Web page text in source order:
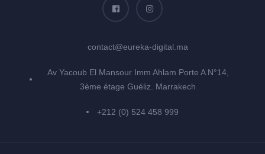
contact@eureka-digital.ma
Av Yacoub El Mansour Imm Ahlam Porte A N°14,
3ème étage Guéliz. Marrakech
+212 (0) 524 458 999